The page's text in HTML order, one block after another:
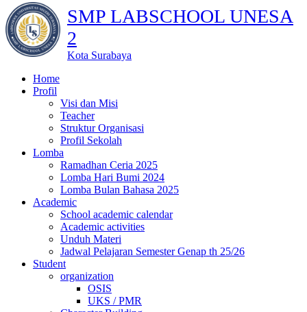
SMP LABSCHOOL UNESA
2
Kota Surabaya
Home
Profil
Visi dan Misi
Teacher
Struktur Organisasi
Profil Sekolah
Lomba
Ramadhan Ceria 2025
Lomba Hari Bumi 2024
Lomba Bulan Bahasa 2025
Academic
School academic calendar
Academic activities
Unduh Materi
Jadwal Pelajaran Semester Genap th 25/26
Student
organization
OSIS
UKS / PMR